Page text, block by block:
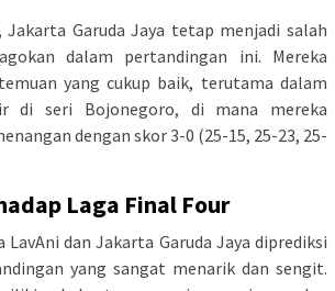
Jakarta Garuda Jaya tetap menjadi salah
dalam pertandingan ini. Mereka
yang cukup baik, terutama dalam
di seri Bojonegoro, di mana mereka
dengan skor 3-0 (25-15, 25-23, 25-
Laga Final Four
dan Jakarta Garuda Jaya diprediksi
yang sangat menarik dan sengit.